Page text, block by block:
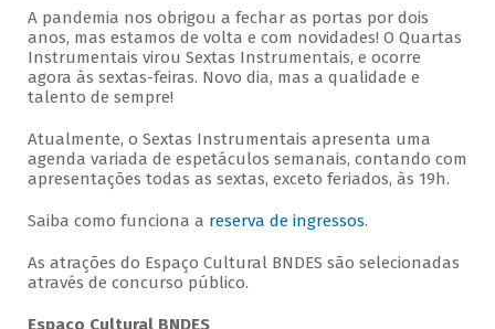
A pandemia nos obrigou a fechar as portas por dois
anos, mas estamos de volta e com novidades! O Quartas
Instrumentais virou Sextas Instrumentais, e ocorre
agora às sextas-feiras. Novo dia, mas a qualidade e
talento de sempre!
Atualmente, o Sextas Instrumentais apresenta uma
agenda variada de espetáculos semanais, contando com
apresentações todas as sextas, exceto feriados, às 19h.
Saiba como funciona a reserva de ingressos.
As atrações do Espaço Cultural BNDES são selecionadas
através de concurso público.